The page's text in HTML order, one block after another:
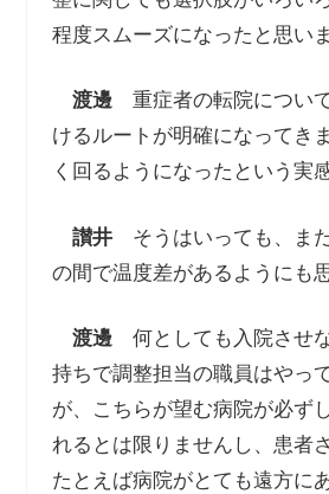
程度スムーズになったと思いま
渡邊重症者の転院につい
けるルートが明確になってき
く回るようになったという実
讃井そうはいっても、ま
の間で温度差があるようにも
渡邊何としても入院させ
持ちで調整担当の職員はやっ
が、こちらが望む病院が必ず
れるとは限りませんし、患者
たとえば病院がとても遠方に